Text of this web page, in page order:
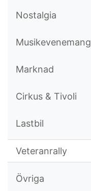
Nostalgia
Musikevenemang
Marknad
Cirkus & Tivoli
Lastbil
Veteranrally
Övriga